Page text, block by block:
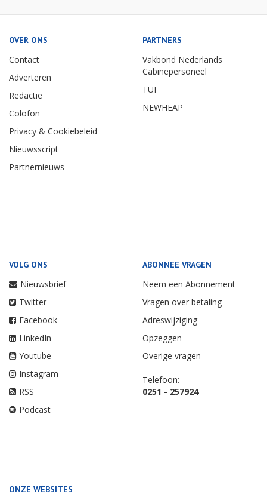
OVER ONS
Contact
Adverteren
Redactie
Colofon
Privacy & Cookiebeleid
Nieuwsscript
Partnernieuws
PARTNERS
Vakbond Nederlands
Cabinepersoneel
TUI
NEWHEAP
VOLG ONS
Nieuwsbrief
Twitter
Facebook
LinkedIn
Youtube
Instagram
RSS
Podcast
ABONNEE VRAGEN
Neem een Abonnement
Vragen over betaling
Adreswijziging
Opzeggen
Overige vragen
Telefoon:
0251 - 257924
ONZE WEBSITES